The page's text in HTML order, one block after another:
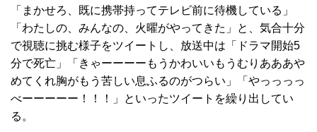
「まかせろ、既に携帯持ってテレビ前に待機している」
「わたしの、みんなの、火曜がやってきた」と、気合十分
で視聴に挑む様子をツイートし、放送中は「ドラマ開始5
分で死亡」「きゃーーーーもうかわいいもうむりあああや
めてくれ胸がもう苦しい息ふるのがつらい」「やっっっっ
べーーーーー！！！」といったツイートを繰り出してい
る。